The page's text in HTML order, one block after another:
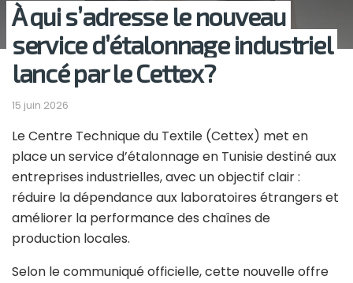
À qui s’adresse le nouveau
service d’étalonnage industriel
lancé par le Cettex?
15 juin 2026
Le Centre Technique du Textile (Cettex) met en
place un service d’étalonnage en Tunisie destiné aux
entreprises industrielles, avec un objectif clair :
réduire la dépendance aux laboratoires étrangers et
améliorer la performance des chaînes de
production locales.
Selon le communiqué officielle, cette nouvelle offre